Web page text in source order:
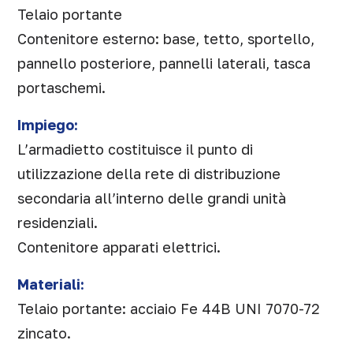
Telaio portante
Contenitore esterno: base, tetto, sportello,
pannello posteriore, pannelli laterali, tasca
portaschemi.
Impiego:
L’armadietto costituisce il punto di
utilizzazione della rete di distribuzione
secondaria all’interno delle grandi unità
residenziali.
Contenitore apparati elettrici.
Materiali:
Telaio portante: acciaio Fe 44B UNI 7070-72
zincato.